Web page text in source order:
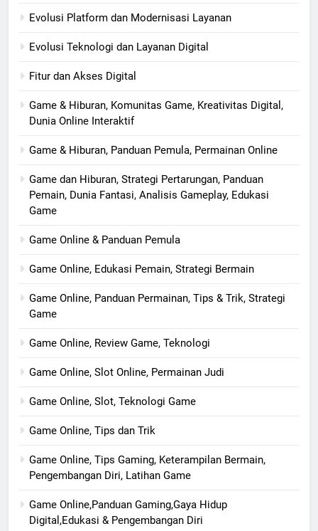
Evolusi Platform dan Modernisasi Layanan
Evolusi Teknologi dan Layanan Digital
Fitur dan Akses Digital
Game & Hiburan, Komunitas Game, Kreativitas Digital,
Dunia Online Interaktif
Game & Hiburan, Panduan Pemula, Permainan Online
Game dan Hiburan, Strategi Pertarungan, Panduan
Pemain, Dunia Fantasi, Analisis Gameplay, Edukasi
Game
Game Online & Panduan Pemula
Game Online, Edukasi Pemain, Strategi Bermain
Game Online, Panduan Permainan, Tips & Trik, Strategi
Game
Game Online, Review Game, Teknologi
Game Online, Slot Online, Permainan Judi
Game Online, Slot, Teknologi Game
Game Online, Tips dan Trik
Game Online, Tips Gaming, Keterampilan Bermain,
Pengembangan Diri, Latihan Game
Game Online,Panduan Gaming,Gaya Hidup
Digital,Edukasi & Pengembangan Diri